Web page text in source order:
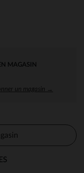
MAGASIN
un magasin →